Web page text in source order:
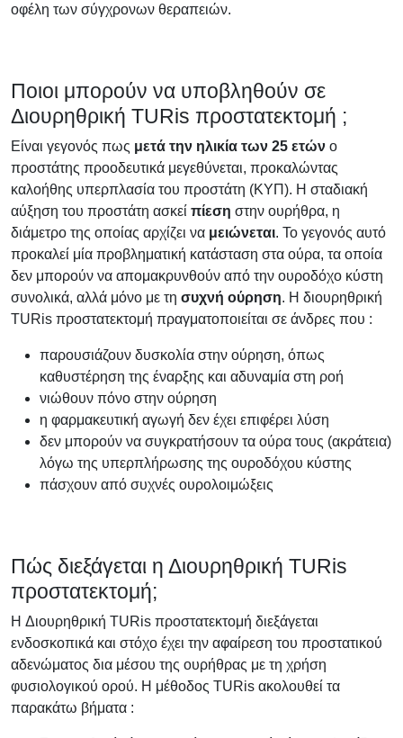
οφέλη των σύγχρονων θεραπειών.
Ποιοι μπορούν να υποβληθούν σε
Διουρηθρική TURis προστατεκτομή ;
Είναι γεγονός πως μετά την ηλικία των 25 ετών ο
προστάτης προοδευτικά μεγεθύνεται, προκαλώντας
καλοήθης υπερπλασία του προστάτη (ΚΥΠ). Η σταδιακή
αύξηση του προστάτη ασκεί πίεση στην ουρήθρα, η
διάμετρο της οποίας αρχίζει να μειώνεται. Το γεγονός αυτό
προκαλεί μία προβληματική κατάσταση στα ούρα, τα οποία
δεν μπορούν να απομακρυνθούν από την ουροδόχο κύστη
συνολικά, αλλά μόνο με τη συχνή ούρηση. Η διουρηθρική
TURis προστατεκτομή πραγματοποιείται σε άνδρες που :
παρουσιάζουν δυσκολία στην ούρηση, όπως
καθυστέρηση της έναρξης και αδυναμία στη ροή
νιώθουν πόνο στην ούρηση
η φαρμακευτική αγωγή δεν έχει επιφέρει λύση
δεν μπορούν να συγκρατήσουν τα ούρα τους (ακράτεια)
λόγω της υπερπλήρωσης της ουροδόχου κύστης
πάσχουν από συχνές ουρολοιμώξεις
Πώς διεξάγεται η Διουρηθρική TURis
προστατεκτομή;
H Διουρηθρική ΤURis προστατεκτομή διεξάγεται
ενδοσκοπικά και στόχο έχει την αφαίρεση του προστατικού
αδενώματος δια μέσου της ουρήθρας με τη χρήση
φυσιολογικού ορού. Η μέθοδος ΤURis ακολουθεί τα
παρακάτω βήματα :